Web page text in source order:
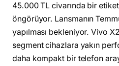
45.000 TL civarında bir
öngörüyor. Lansmanın
yapılması bekleniyor. Vivo
segment cihazlara yakın
daha kompakt bir telefon